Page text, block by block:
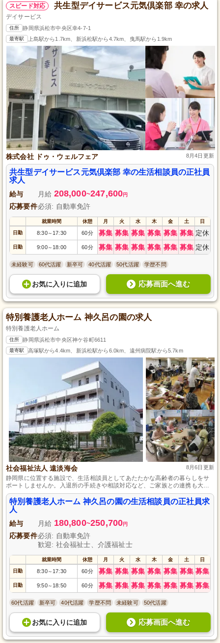
スピード対応 共生型デイサービス元気倶楽部 幸の求人
デイサービス
住所 静岡県浜松市中央区幸4-7-1
最寄駅 上島駅から1.7km、新浜松駅から4.7km、曳馬駅から1.9km
株式会社 ドゥ・ウェルフェア 8月4日更新
共生型デイサービス元気倶楽部 幸の生活相談員の正社員
求人
給与 月給 208,000~247,600円
応募要件必須: 自動車免許
就業時間 休憩 月 火 水 木 金 土 日
日勤 8:30～ 17:30 60分 募集 募集 募集 募集 募集 募集 定休
日勤 9:00～ 18:00 60分 募集 募集 募集 募集 募集 募集 定休
未経験可 60代活躍 新卒可 40代活躍 50代活躍 学歴不問
お気に入り に追加 応募画面へ進む
特別養護老人ホーム 神久呂の園の求人
特別養護老人ホーム
住所 静岡県浜松市中央区神ケ谷町6611
最寄駅 高塚駅から4.4km、新浜松駅から6.0km、遠州病院駅から5.7km
社会福祉法人 遠淡海会 8月6日更新
静岡県に位置する施設で、生活相談員としてあたたかな高齢者の暮らしをサ
ポートしませんか。入退所の手続きや相談対応など、ご家族との連携も大切
に行います。未経験者歓迎、社会福祉士の資格があれば応募可能です。プラ
イベートも大切にできるよう、毎月9日の休みと月2時間の少ない残業、マイ
カー通勤も可能です。
特別養護老人ホーム 神久呂の園の生活相談員の正社員求
人
給与 月給 180,800~250,700円
応募要件必須: 自動車免許
歓迎: 社会福祉士、介護福祉士
就業時間 休憩 月 火 水 木 金 土 日
日勤 8:30～ 17:30 60分 募集 募集 募集 募集 募集 募集 募集
日勤 9:50～ 18:50 60分 募集 募集 募集 募集 募集 募集 募集
60代活躍 新卒可 40代活躍 学歴不問 未経験可 50代活躍
お気に入り に追加 応募画面へ進む